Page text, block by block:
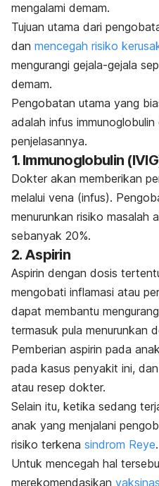
mengalami demam.
Tujuan utama dari
dan mencegah risiko
mengurangi gejala-gejala
demam.
Pengobatan utama yang
adalah infus
penjelasannya.
1. Immunoglobulin
Dokter akan memberikan
melalui vena (infus).
menurunkan risiko masalah
sebanyak 20%.
2. Aspirin
Aspirin dengan dosis
mengobati inflamasi atau
dapat membantu
termasuk pula menurunkan
Pemberian aspirin pada
pada kasus penyakit ini,
atau resep dokter.
Selain itu, ketika sedang
anak yang menjalani
risiko terkena sindrom Reye.
Untuk mencegah hal
merekomendasikan